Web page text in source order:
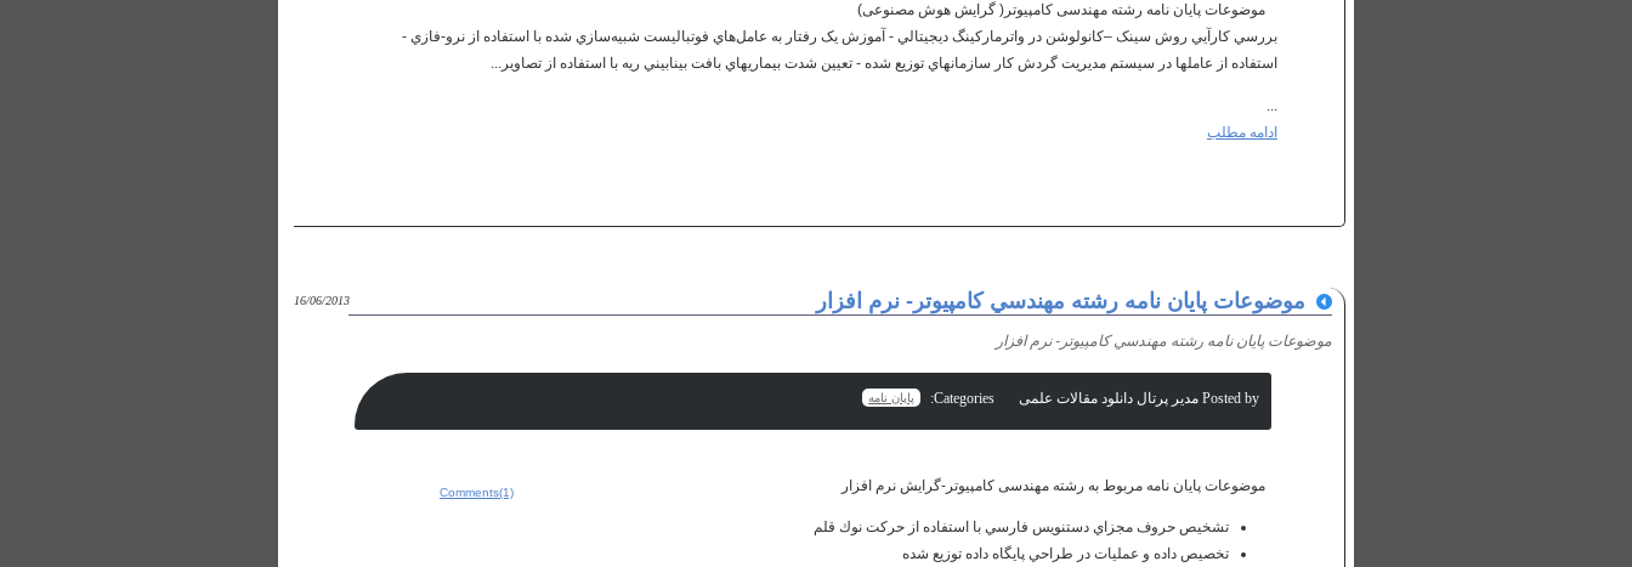
موضوعات پایان نامه رشته مهندسی کامپیوتر( گرایش هوش مصنوعی)
بررسي کارآيي روش سينک –کانولوشن در واترمارکينگ ديجيتالي - آموزش يک رفتار به عامل‌هاي فوتباليست شبيه‌سازي شده با استفاده از نرو-فازي -
استفاده از عاملها در سيستم مديريت گردش كار سازمانهاي توزيع شده - تعيين شدت بيماريهاي بافت بينابيني ريه با استفاده از تصاوير...
...
ادامه مطلب
موضوعات پايان نامه رشته مهندسي كامپيوتر- نرم افزار
موضوعات پايان نامه رشته مهندسي كامپيوتر- نرم افزار
Posted by مدیر پرتال دانلود مقالات علمی
16/06/2013
Categories: پایان نامه
موضوعات پایان نامه مربوط به رشته مهندسی کامپیوتر-گرایش نرم افزار
تشخيص‌ حروف‌ مجزاي‌ دستنويس‌ فارسي‌ با استفاده‌ از حركت‌ نوك‌ قلم‌
تخصيص داده و عمليات در طراحي پايگاه داده توزيع شده
Comments(1)